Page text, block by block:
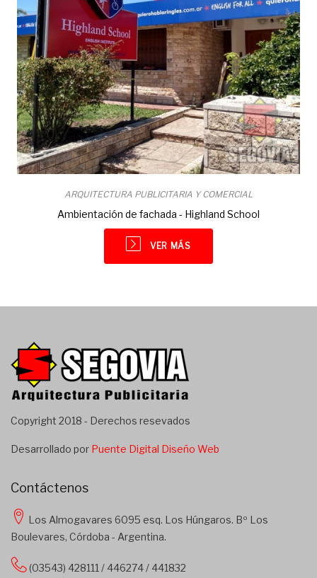
ARQUITECTURA PUBLICITARIA Y COMERCIAL
Ambientación de fachada - Highland School
VER MÁS
Copyright 2018 - Derechos resevados
Desarrollado por Puente Digital Diseño Web
Contáctenos
Los Almogavares 6095 esq. Los Húngaros. Bº Los
Boulevares, Córdoba - Argentina.
(03543) 428111 / 446274 / 441832